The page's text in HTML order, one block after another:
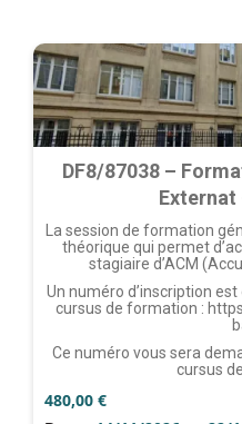
DF8/87038 –
Externat
La session de formation
théorique qui permet
stagiaire d’ACM
Un numéro d’inscription
cursus de formation :
Ce numéro vous sera
cursus
480,00 €